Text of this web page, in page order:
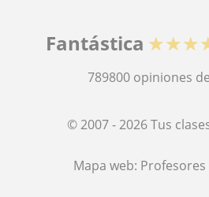
Fantástica
789800 opiniones
© 2007 - 2026 Tus
Mapa web: